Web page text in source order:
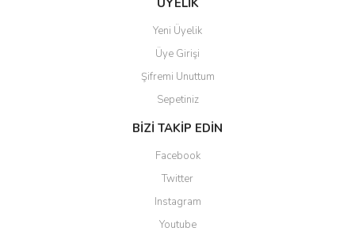
ÜYELİK
Yeni Üyelik
Üye Girişi
Şifremi Unuttum
Sepetiniz
BİZİ TAKİP EDİN
Facebook
Twitter
Instagram
Youtube